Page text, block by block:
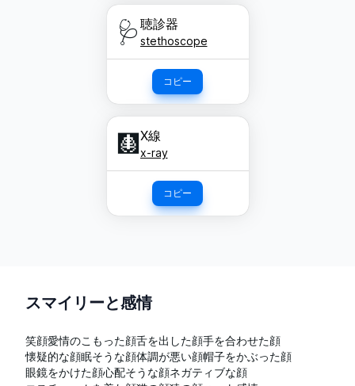
🩺 聴診器
stethoscope
コピー
🩻 X線
x-ray
コピー
スマイリーと感情
笑顔愛情のこもった顔舌を出した顔手を合わせた顔
懐疑的な顔眠そうな顔体調が悪い顔帽子をかぶった顔
眼鏡をかけた顔心配そうな顔ネガティブな顔